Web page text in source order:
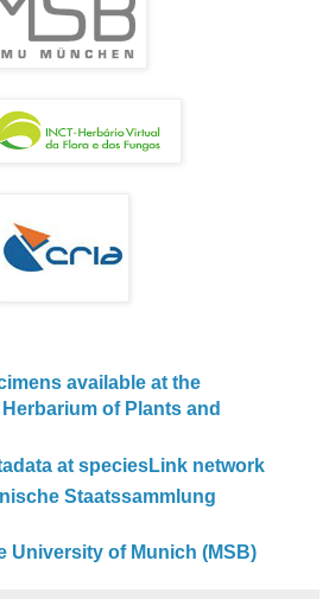
available at the
of Plants and
at speciesLink network
Staatssammlung
University of Munich (MSB)